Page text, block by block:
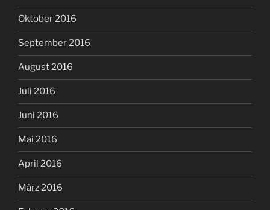
Oktober 2016
September 2016
August 2016
Juli 2016
Juni 2016
Mai 2016
April 2016
März 2016